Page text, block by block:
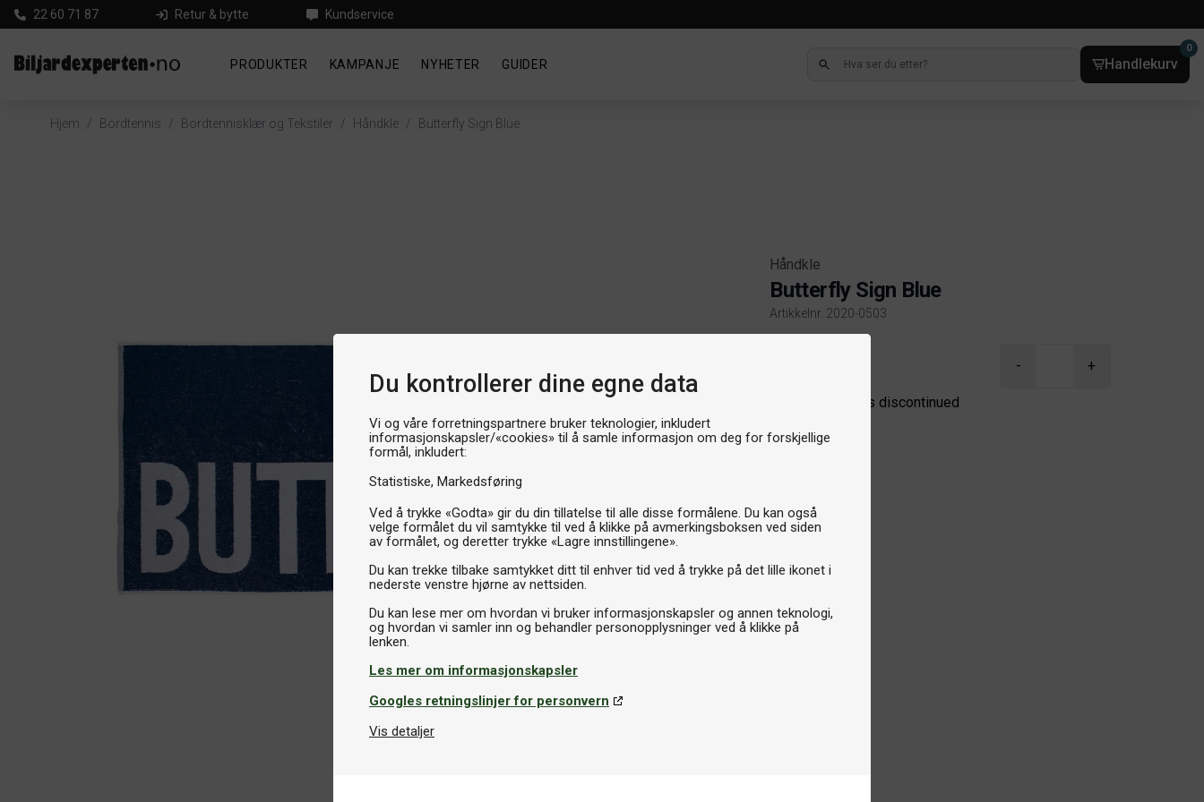
Du kontrollerer dine egne data
Vi og våre forretningspartnere bruker teknologier, inkludert
informasjonskapsler/«cookies» til å samle informasjon om deg for forskjellige
formål, inkludert:
Statistiske Markedsføring
Ved å trykke «Godta» gir du din tillatelse til alle disse formålene. Du kan også
velge formålet du vil samtykke til ved å klikke på avmerkingsboksen ved siden
av formålet, og deretter trykke «Lagre innstillingene».
Du kan trekke tilbake samtykket ditt til enhver tid ved å trykke på det lille ikonet i
nederste venstre hjørne av nettsiden.
Du kan lese mer om hvordan vi bruker informasjonskapsler og annen teknologi,
og hvordan vi samler inn og behandler personopplysninger ved å klikke på
Les mer om informasjonskapsler
Googles retningslinjer for personvern
Vis detaljer
22 60 71 87 Retur & bytte Kundservice
PRODUKTER KAMPANJE NYHETER GUIDER Handlekurv
0
Hjem / Bordtennis / Bordtennisklær og Tekstiler / Håndkle / Butterfly Sign Blue
Håndkle
Butterfly Sign Blue
Artikkelnr. 2020-0503
- +
The product is discontinued